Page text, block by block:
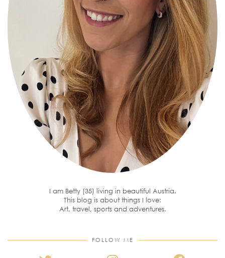
I am Betty (35) living in beautiful Austria.
This blog is about things I love:
Art, travel, sports and adventures.
FOLLOW ME